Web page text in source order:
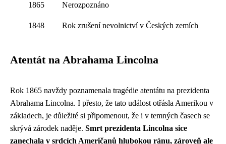
1865 Nerozpoznáno
1848 Rok zrušení nevolnictví v Českých zemích
Atentát na Abrahama Lincolna
Rok 1865 navždy poznamenala tragédie atentátu na prezidenta
Abrahama Lincolna. I přesto, že tato událost otřásla Amerikou v
základech, je důležité si připomenout, že i v temných časech se
skrývá zárodek naděje. Smrt prezidenta Lincolna sice
zanechala v srdcích Američanů hlubokou ránu, zároveň ale